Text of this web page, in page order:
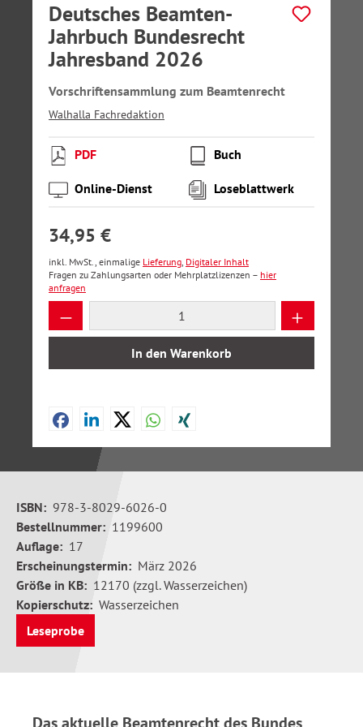
Deutsches Beamten-
Jahrbuch Bundesrecht
Jahresband 2026
Vorschriftensammlung zum Beamtenrecht
Walhalla Fachredaktion
PDF Buch
Online-Dienst Loseblattwerk
34,95 €
inkl. MwSt., einmalige Lieferung, Digitaler Inhalt
Fragen zu Zahlungsarten oder Mehrplatzlizenzen – hier
anfragen
Produkt Anzahl: Gib den gewünschten
In den Warenkorb
ISBN: 978-3-8029-6026-0
Bestellnummer: 1199600
Auflage: 17
Erscheinungstermin: März 2026
Größe in KB: 12170 (zzgl. Wasserzeichen)
Kopierschutz: Wasserzeichen
Leseprobe